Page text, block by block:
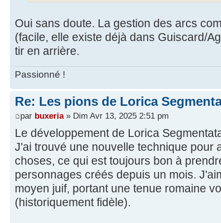
Oui sans doute. La gestion des arcs
(facile, elle existe déjà dans Guiscard/
tir en arrière.
Passionné !
Re: Les pions de Lorica
par buxeria» Dim Avr 13, 2025 2:51 pm
Le développement de Lorica
J'ai trouvé une nouvelle technique pour
choses, ce qui est toujours bon à
personnages créés depuis un mois.
moyen juif, portant une tenue romaine
(historiquement fidèle).